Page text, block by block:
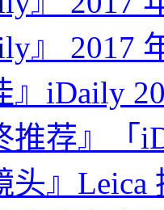
』 2017
』iDaily
推荐』「
头』